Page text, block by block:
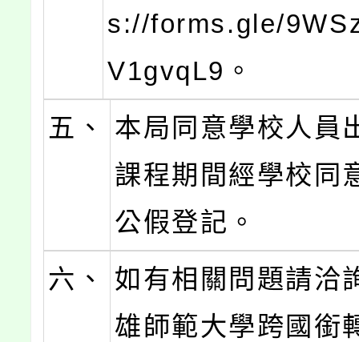
s://forms.gle/
V1gvqL9。
五、
本局同意學校人員
課程期間經學校同
公假登記。
六、
如有相關問題請洽
雄師範大學跨國銜